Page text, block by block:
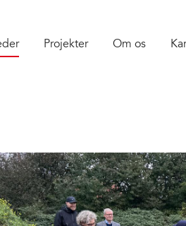
Projekter Om os